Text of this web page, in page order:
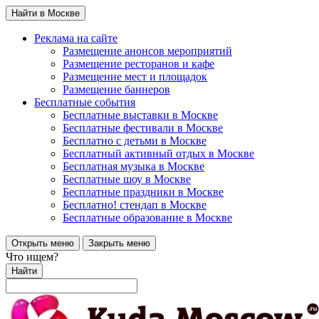
Найти в Москве
Реклама на сайте
Размещение анонсов мероприятий
Размещение ресторанов и кафе
Размещение мест и площадок
Размещение баннеров
Бесплатные события
Бесплатные выставки в Москве
Бесплатные фестивали в Москве
Бесплатно с детьми в Москве
Бесплатный активный отдых в Москве
Бесплатная музыка в Москве
Бесплатные шоу в Москве
Бесплатные праздники в Москве
Бесплатно! стендап в Москве
Бесплатные образование в Москве
Открыть меню Закрыть меню
Что ищем?
Найти